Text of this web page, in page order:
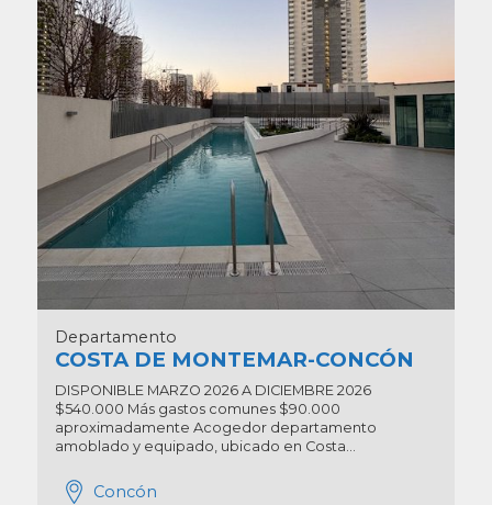
Departamento
COSTA DE MONTEMAR-CONCÓN
DISPONIBLE MARZO 2026 A DICIEMBRE 2026
$540.000 Más gastos comunes $90.000
aproximadamente Acogedor departamento
amoblado y equipado, ubicado en Costa...
Concón